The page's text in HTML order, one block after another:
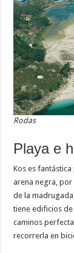
Rodas
Playa e
Kos es
arena negra,
de la
tiene edificios
caminos
recorrerla en